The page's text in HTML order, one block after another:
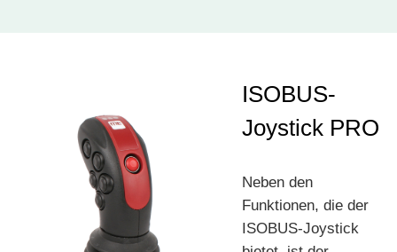
ISOBUS-
Joystick PRO
Neben den
Funktionen, die der
ISOBUS-Joystick